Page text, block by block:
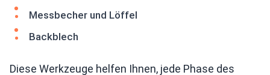
Messbecher und Löffel
Backblech
Diese Werkzeuge helfen Ihnen, jede Phase des